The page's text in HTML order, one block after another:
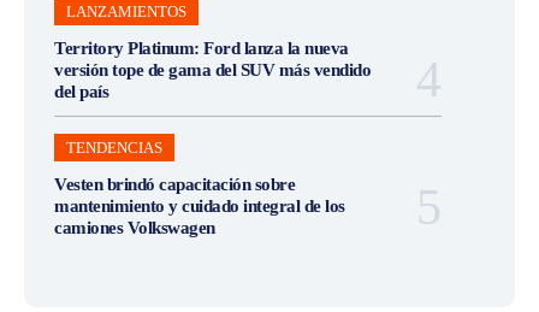
LANZAMIENTOS
Territory Platinum: Ford lanza la nueva
versión tope de gama del SUV más vendido
del país
TENDENCIAS
Vesten brindó capacitación sobre
mantenimiento y cuidado integral de los
camiones Volkswagen